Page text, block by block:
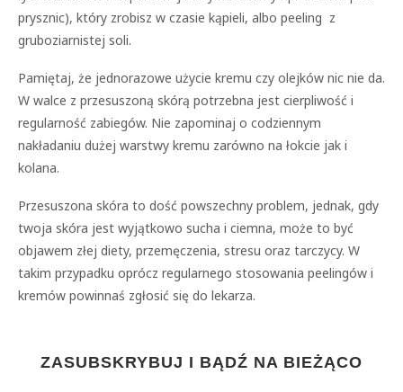
prysznic), który zrobisz w czasie kąpieli, albo peeling z
gruboziarnistej soli.
Pamiętaj, że jednorazowe użycie kremu czy olejków nic nie da.
W walce z przesuszoną skórą potrzebna jest cierpliwość i
regularność zabiegów. Nie zapominaj o codziennym
nakładaniu dużej warstwy kremu zarówno na łokcie jak i
kolana.
Przesuszona skóra to dość powszechny problem, jednak, gdy
twoja skóra jest wyjątkowo sucha i ciemna, może to być
objawem złej diety, przemęczenia, stresu oraz tarczycy. W
takim przypadku oprócz regularnego stosowania peelingów i
kremów powinnaś zgłosić się do lekarza.
ZASUBSKRYBUJ I BĄDŹ NA BIEŻĄCO